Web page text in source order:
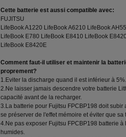
Cette batterie est aussi compatible avec:
FUJITSU
LifeBook A1220 LifeBook A6210 LifeBook
LifeBook E780 LifeBook E8410 LifeBook
LifeBook E8420E
Comment faut-il utiliser et maintenir la
proprement?
1.Eviter la discharge quand il est inférieur à 5%.
2.Ne laisser jamais descendre votre batterie
capacité avant de la recharger.
3.La batterie pour Fujitsu FPCBP198 doit
se préserver de l'effet mémoire et éviter que
4.Ne pas exposer Fujitsu FPCBP198 batterie
humides.